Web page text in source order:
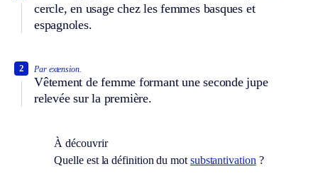
cercle, en usage chez les femmes basques et
espagnoles.
Par extension.
Vêtement de femme formant une seconde jupe
relevée sur la première.
2
À découvrir
Quelle est la définition du mot substantivation ?